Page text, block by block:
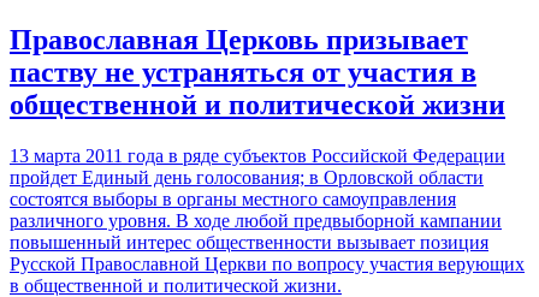
Православная Церковь призывает
паству не устраняться от участия в
общественной и политической жизни
13 марта 2011 года в ряде субъектов Российской Федерации
пройдет Единый день голосования; в Орловской области
состоятся выборы в органы местного самоуправления
различного уровня. В ходе любой предвыборной кампании
повышенный интерес общественности вызывает позиция
Русской Православной Церкви по вопросу участия верующих
в общественной и политической жизни.